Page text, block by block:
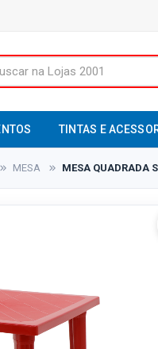
TINTAS E
MESA MESA QUADRADA